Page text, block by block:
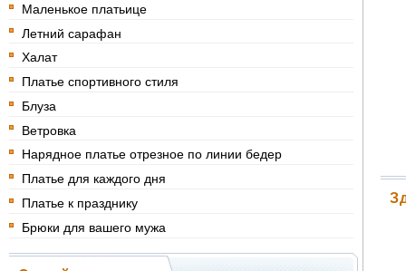
Маленькое платьице
Летний сарафан
Халат
Платье спортивного стиля
Блуза
Ветровка
Нарядное платье отрезное по линии бедер
Платье для каждого дня
Платье к празднику
Брюки для вашего мужа